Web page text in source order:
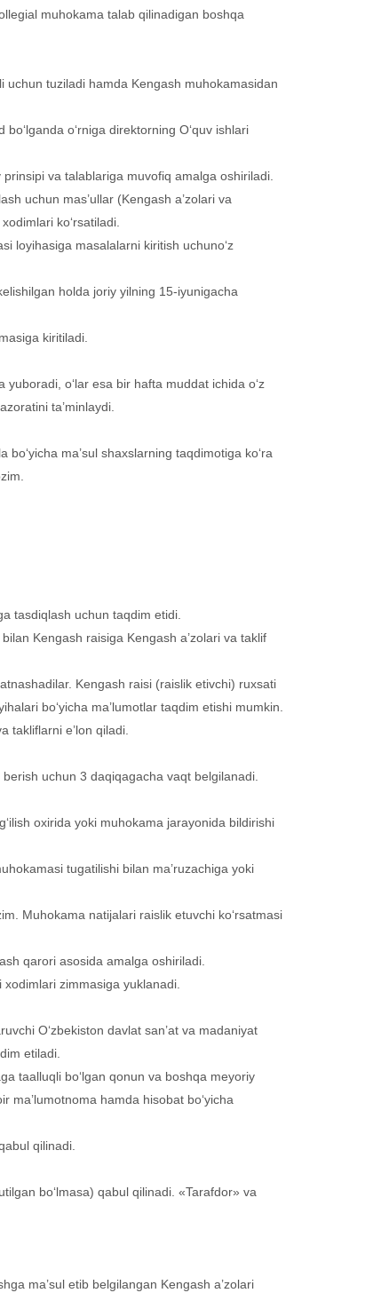
muhokama talab qilinadigan boshqa
uchun tuziladi hamda Kengash muhokamasidan
o‘rniga direktorning O‘quv ishlari
va talablariga muvofiq amalga oshiriladi.
uchun mas’ullar (Kengash a’zolari va
ko‘rsatiladi.
loyihasiga masalalarni kiritish uchuno‘z
holda joriy yilning 15-iyunigacha
kiritiladi.
o‘lar esa bir hafta muddat ichida o‘z
ta’minlaydi.
ma’sul shaxslarning taqdimotiga ko‘ra
tasdiqlash uchun taqdim etidi.
Kengash raisiga Kengash a’zolari va taklif
Kengash raisi (raislik etivchi) ruxsati
bo‘yicha ma’lumotlar taqdim etishi mumkin.
takliflarni e’lon qiladi.
uchun 3 daqiqagacha vaqt belgilanadi.
oxirida yoki muhokama jarayonida bildirishi
tugatilishi bilan ma’ruzachiga yoki
Muhokama natijalari raislik etuvchi ko‘rsatmasi
qarori asosida amalga oshiriladi.
zimmasiga yuklanadi.
O‘zbekiston davlat san’at va madaniyat
etiladi.
taalluqli bo‘lgan qonun va boshqa meyoriy
ma’lumotnoma hamda hisobat bo‘yicha
qilinadi.
bo‘lmasa) qabul qilinadi. «Tarafdor» va
ma’sul etib belgilangan Kengash a’zolari